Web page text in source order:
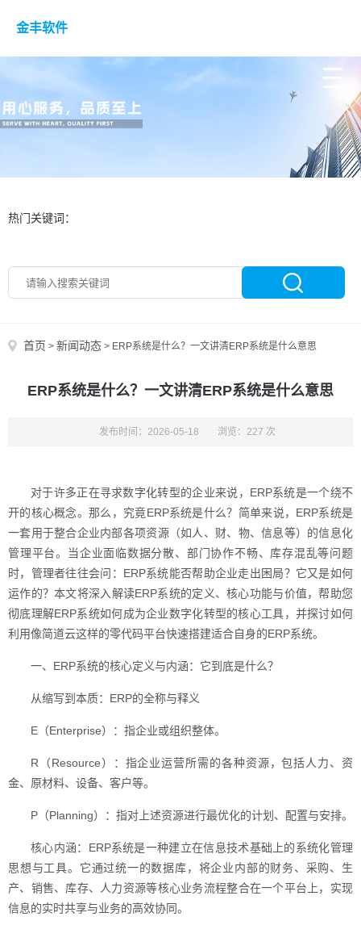
金丰软件
热门关键词：
首页 > 新闻动态 > ERP系统是什么？一文讲清ERP系统是什么意思
ERP系统是什么？一文讲清ERP系统是什么意思
发布时间：2026-05-18 浏览：227 次
对于许多正在寻求数字化转型的企业来说，ERP系统是一个绕不
开的核心概念。那么，究竟ERP系统是什么？简单来说，ERP系统是
一套用于整合企业内部各项资源（如人、财、物、信息等）的信息化
管理平台。当企业面临数据分散、部门协作不畅、库存混乱等问题
时，管理者往往会问：ERP系统能否帮助企业走出困局？它又是如何
运作的？本文将深入解读ERP系统的定义、核心功能与价值，帮助您
彻底理解ERP系统如何成为企业数字化转型的核心工具，并探讨如何
利用像简道云这样的零代码平台快速搭建适合自身的ERP系统。
一、ERP系统的核心定义与内涵：它到底是什么？
从缩写到本质：ERP的全称与释义
E（Enterprise）：指企业或组织整体。
R（Resource）：指企业运营所需的各种资源，包括人力、资
金、原材料、设备、客户等。
P（Planning）：指对上述资源进行最优化的计划、配置与安排。
核心内涵：ERP系统是一种建立在信息技术基础上的系统化管理
思想与工具。它通过统一的数据库，将企业内部的财务、采购、生
产、销售、库存、人力资源等核心业务流程整合在一个平台上，实现
信息的实时共享与业务的高效协同。